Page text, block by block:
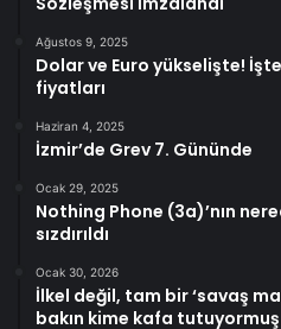
Ağustos 9, 2025
Dolar ve Euro yükselişte!
fiyatları
Haziran 4, 2025
İzmir’de Grev 7. Gününde
Ocak 29, 2025
Nothing Phone (3a)’nın
sızdırıldı
Ocak 30, 2026
İlkel değil, tam bir ‘savaş
bakın kime kafa tutuyormuş